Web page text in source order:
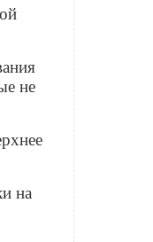
не
на